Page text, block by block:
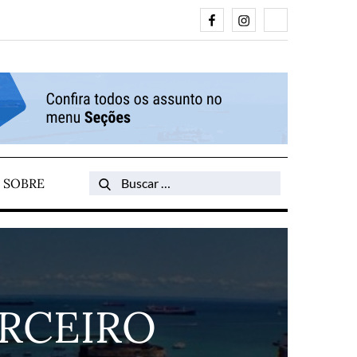
FacebookInstagram
SOBRE
Search
Search